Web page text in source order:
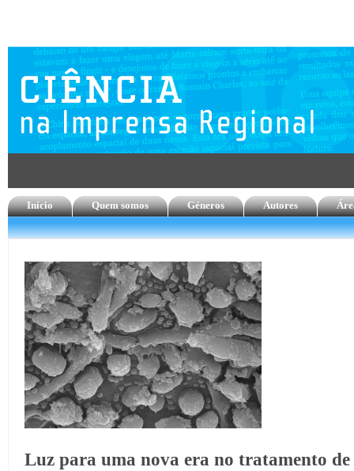
Início Quem somos Géneros Autores
Luz para uma nova era no tratamento de